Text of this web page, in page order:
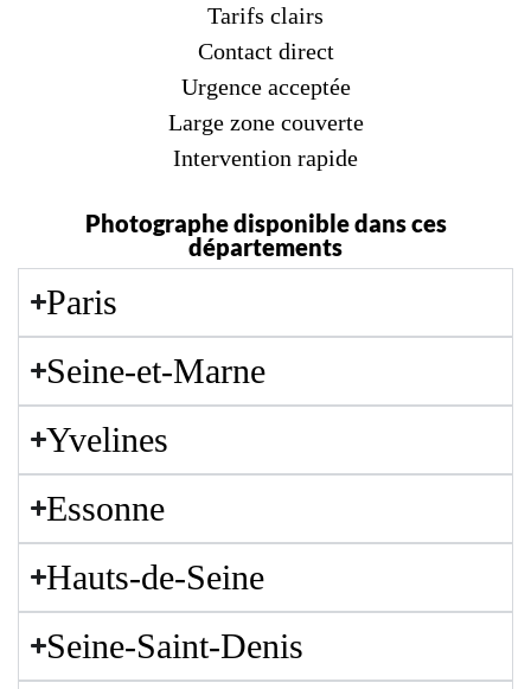
Tarifs clairs
Contact direct
Urgence acceptée
Large zone couverte
Intervention rapide
Photographe disponible dans ces
départements
Paris
Seine-et-Marne
Yvelines
Essonne
Hauts-de-Seine
Seine-Saint-Denis